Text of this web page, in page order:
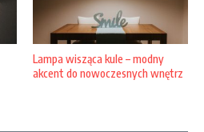
Lampa wisząca kule – modny
akcent do nowoczesnych wnętrz